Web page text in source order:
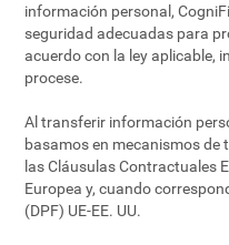
información personal,
seguridad adecuadas para
acuerdo con la ley aplicable,
procese.
Al transferir información
basamos en mecanismos
las Cláusulas Contractuales
Europea y, cuando
(DPF) UE-EE. UU.